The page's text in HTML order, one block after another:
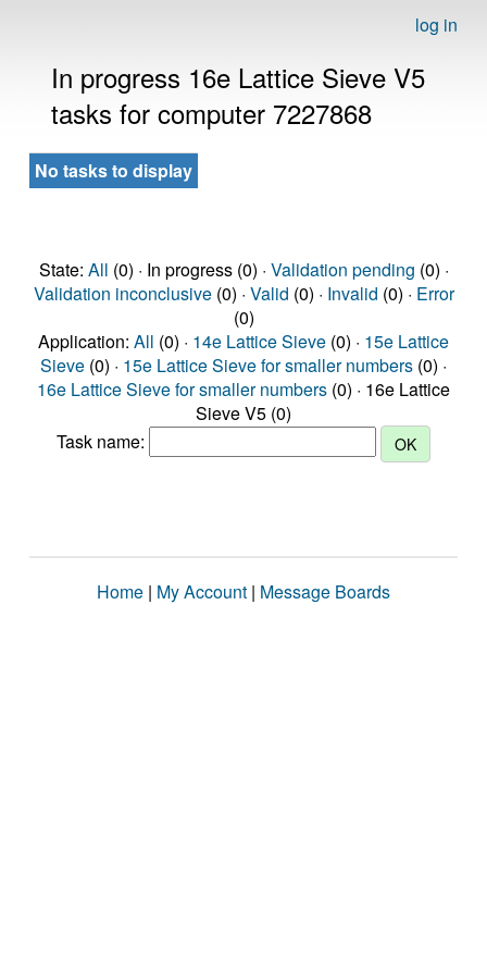
log in
In progress 16e Lattice Sieve V5
tasks for computer 7227868
No tasks to display
State: All (0) · In progress (0) · Validation pending (0) ·
Validation inconclusive(0) · Valid (0) · Invalid (0) · Error
(0)
Application: All (0) · 14e Lattice Sieve (0) · 15e Lattice
Sieve (0) · 15e Lattice Sieve for smaller numbers (0) ·
16e Lattice Sieve for smaller numbers (0) · 16e Lattice
Sieve V5 (0)
Task name:
Home | My Account | Message Boards